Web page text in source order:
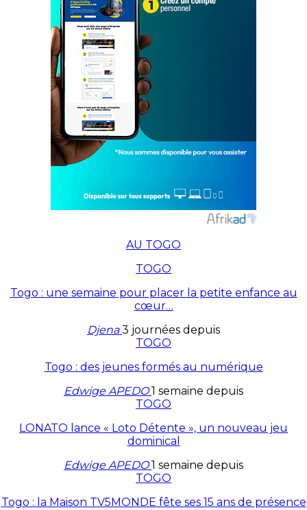
AU TOGO
TOGO
Togo : une semaine pour placer la petite enfance au
cœur…
Djena3 journées depuis
TOGO
Togo : des jeunes formés au numérique
Edwige APEDO1 semaine depuis
TOGO
LONATO lance « Loto Détente », un nouveau jeu
dominical
Edwige APEDO1 semaine depuis
TOGO
Togo : la Maison TV5MONDE fête ses 15 ans de présence